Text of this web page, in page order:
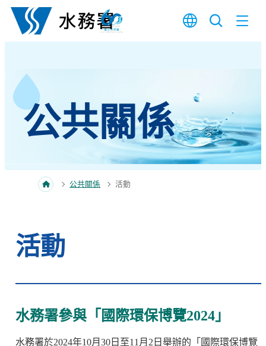
跳至內容
公共關係
公共關係 活動
活動
水務署參與「國際環保博覽2024」
水務署於2024年10月 30日至11 月 2 日舉辦的「國際環保博覽